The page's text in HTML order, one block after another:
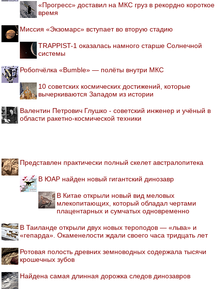
«Прогресс» доставил на МКС груз в рекордно короткое
время
Миссия «Экзомарс» вступает во вторую стадию
TRAPPIST-1 оказалась намного старше Солнечной
системы
Робопчёлка «Bumble» — полёты внутри МКС
10 советских космических достижений, которые
вычеркиваются Западом из истории
Валентин Петрович Глушко - советский инженер и учёный в
области ракетно-космической техники
Представлен практически полный скелет австралопитека
В ЮАР найден новый гигантский динозавр
В Китае открыли новый вид меловых
млекопитающих, который обладал чертами
плацентарных и сумчатых одновременно
В Таиланде открыли двух новых тероподов — «льва» и
«гепарда». Окаменелости ждали своего часа тридцать лет
Ротовая полость древних земноводных содержала тысячи
крошечных зубов
Найдена самая длинная дорожка следов динозавров